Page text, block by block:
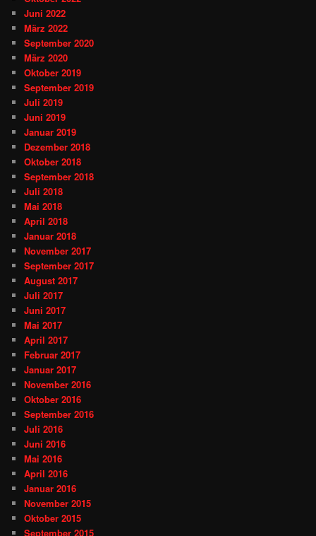
Juni 2022
März 2022
September 2020
März 2020
Oktober 2019
September 2019
Juli 2019
Juni 2019
Januar 2019
Dezember 2018
Oktober 2018
September 2018
Juli 2018
Mai 2018
April 2018
Januar 2018
November 2017
September 2017
August 2017
Juli 2017
Juni 2017
Mai 2017
April 2017
Februar 2017
Januar 2017
November 2016
Oktober 2016
September 2016
Juli 2016
Juni 2016
Mai 2016
April 2016
Januar 2016
November 2015
Oktober 2015
September 2015